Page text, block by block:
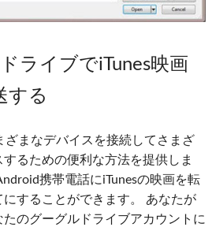
ライブでiTunes映画
する
ざまなデバイスを接続してさまざ
るための便利な方法を提供しま
携帯電話にiTunesの映画を転
することができます。 あなたが
のグーグルドライブアカウントに